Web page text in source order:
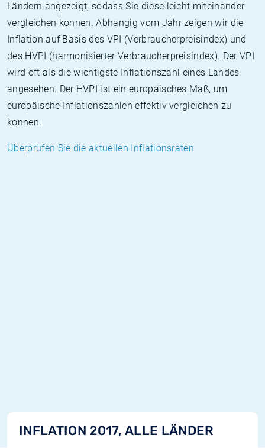
Ländern angezeigt, sodass Sie diese leicht miteinander
vergleichen können. Abhängig vom Jahr zeigen wir die
Inflation auf Basis des VPI (Verbraucherpreisindex) und
des HVPI (harmonisierter Verbraucherpreisindex). Der VPI
wird oft als die wichtigste Inflationszahl eines Landes
angesehen. Der HVPI ist ein europäisches Maß, um
europäische Inflationszahlen effektiv vergleichen zu
können.
Überprüfen Sie die aktuellen Inflationsraten
INFLATION 2017, ALLE LÄNDER